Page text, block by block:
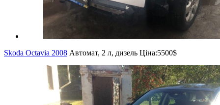
Skoda Octavia 2008 Автомат, 2 л, дизель Ціна:5500$